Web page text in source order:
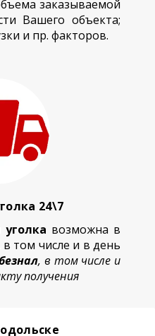
заказываемой
Вашего объекта;
и пр. факторов.
24\7
уголка возможна в
том числе и в день
, в том числе и
получения